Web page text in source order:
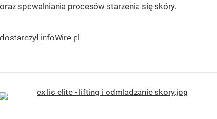
oraz spowalniania procesów starzenia się skóry.
dostarczył infoWire.pl